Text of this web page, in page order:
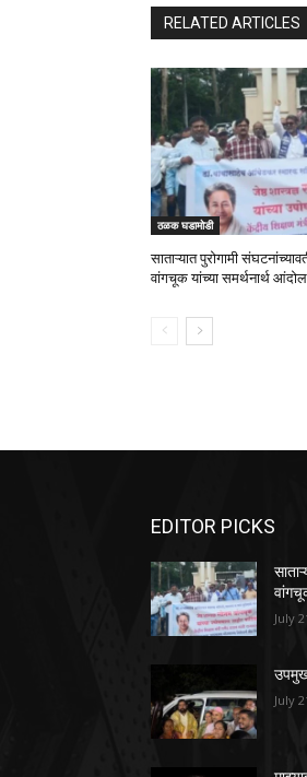
RELATED ARTICLES
ठळक घडामोडी
साताऱ्यात पुरोगामी
वांगचूक यांच्या समर्थनार्थ
EDITOR PICKS
July
July